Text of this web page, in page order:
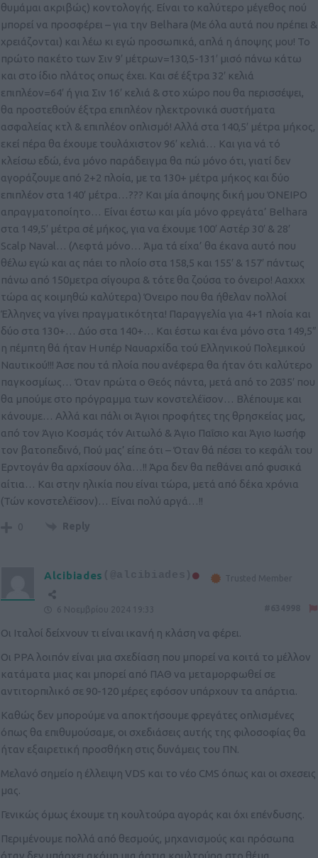
θυμάμαι ακριβώς) κοντολογής. Είναι το καλύτερο μέγεθος πού
μπορεί να προσφέρει – για την Belhara (Με όλα αυτά που πρέπει &
χρειάζονται) και λέω κι εγώ προσωπικά, απλά η άποψης μου! Το
πρώτο πακέτο των Σιν 9′ μέτρων=130,5-131′ μισό πάνω κάτω
και στο ίδιο πλάτος οπως έχει. Και σέ έξτρα 32′ κελιά
επιπλέον=64′ ή για Σιν 16′ κελιά & στο χώρο που θα περισσέψει,
θα προστεθούν έξτρα επιπλέον ηλεκτρονικά συστήματα
ασφαλείας κτλ & επιπλέον οπλισμό! Αλλά στα 140,5′ μέτρα μήκος,
εκεί πέρα θα έχουμε τουλάχιστον 96′ κελιά… Και για νά τό
κλείσω εδώ, ένα μόνο παράδειγμα θα πώ μόνο ότι, γιατί δεν
αγοράζουμε από 2+2 πλοία, με τα 130+ μέτρα μήκος και δύο
επιπλέον στα 140′ μέτρα…??? Και μία άποψης δική μου ΌΝΕΙΡΟ
απραγματοποίητο… Είναι έστω και μία μόνο φρεγάτα’ Belhara
στα 149,5′ μέτρα σέ μήκος, για να έχουμε 100′ Αστέρ 30′ & 28′
Scalp Naval… (Λεφτά μόνο… Άμα τά είχα’ θα έκανα αυτό που
θέλω εγώ και ας πάει το πλοίο στα 158,5 και 155′ & 157′ πάντως
πάνω από 150μετρα σίγουρα & τότε θα ζούσα το όνειρο! Ααχχχ
τώρα ας κοιμηθώ καλύτερα) Όνειρο που θα ήθελαν πολλοί
Έλληνες να γίνει πραγματικότητα! Παραγγελία για 4+1 πλοία και
δύο στα 130+… Δύο στα 140+… Και έστω και ένα μόνο στα 149,5″
η πέμπτη θά ήταν Η υπέρ Ναυαρχίδα τού Ελληνικού Πολεμικού
Ναυτικού!!! Άσε που τά πλοία που ανέφερα θα ήταν ότι καλύτερο
παγκοσμίως… Όταν πρώτα ο Θεός πάντα, μετά από το 2035′ που
θα μπούμε στο πρόγραμμα των κονστελέϊσον… Βλέπουμε και
κάνουμε… Αλλά και πάλι οι Άγιοι προφήτες της θρησκείας μας,
από τον Άγιο Κοσμάς τόν Αιτωλό & Άγιο Παΐσιο και Άγιο Ιωσήφ
τον βατοπεδινό, Πού μας’ είπε ότι – Όταν θά πέσει το κεφάλι του
Ερντογάν θα αρχίσουν όλα…!! Άρα δεν θα πεθάνει από φυσικά
αίτια… Και στην ηλικία που είναι τώρα, μετά από δέκα χρόνια
(Τών κονστελέϊσον)… Είναι πολύ αργά…!!
0 Reply
Alcibiades (@alcibiades) Trusted Member
6 Νοεμβρίου 2024 19:33
Οι Ιταλοί δείχνουν τι είναι ικανή η κλάση να φέρει.
Οι PPA λοιπόν είναι μια σχεδίαση που μπορεί να κοιτά το μέλλον
κατάματα μιας και μπορεί από ΠΑΘ να μεταμορφωθεί σε
αντιτορπιλικό σε 90-120 μέρες εφόσον υπάρχουν τα απάρτια.
Καθώς δεν μπορούμε να αποκτήσουμε φρεγάτες οπλισμένες
όπως θα επιθυμούσαμε, οι σχεδιάσεις αυτής της φιλοσοφίας θα
ήταν εξαιρετική προσθήκη στις δυνάμεις του ΠΝ.
Μελανό σημείο η έλλειψη VDS και το νέο CMS όπως και οι σχεσεις
μας.
Γενικώς όμως έχουμε τη κουλτούρα αγοράς και όχι επένδυσης.
Περιμένουμε πολλά από θεσμούς, μηχανισμούς και πρόσωπα